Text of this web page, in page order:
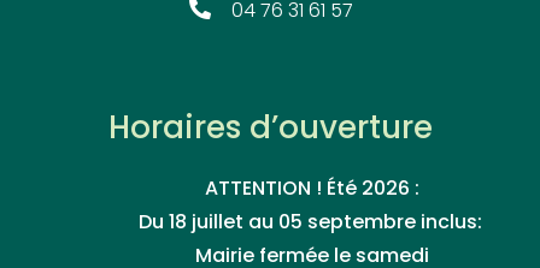
04 76 31 61 57
Horaires d’ouverture
ATTENTION ! Été 2026 :
Du 18 juillet au 05 septembre inclus:
Mairie fermée le samedi